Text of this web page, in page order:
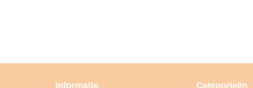
Informatie Categorieën